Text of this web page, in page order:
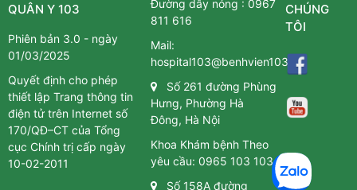
QUÂN Y 103
Phiên bản 3.0 - ngày
01/03/2025
Quyết định cho phép
thiết lập Trang thông tin
điện tử trên Internet số
170/QĐ–CT của Tổng
cục Chính trị cấp ngày
10-02-2011
Đường dây nóng :0967
811 616
Mail:
hospital103@benhvien103.vn
Số 261 đường Phùng
Hưng, Phường Hà
Đông, Hà Nội
Khoa Khám bệnh Theo
yêu cầu:0965 103 103
Số 158A đường
CHÚNG
TÔI